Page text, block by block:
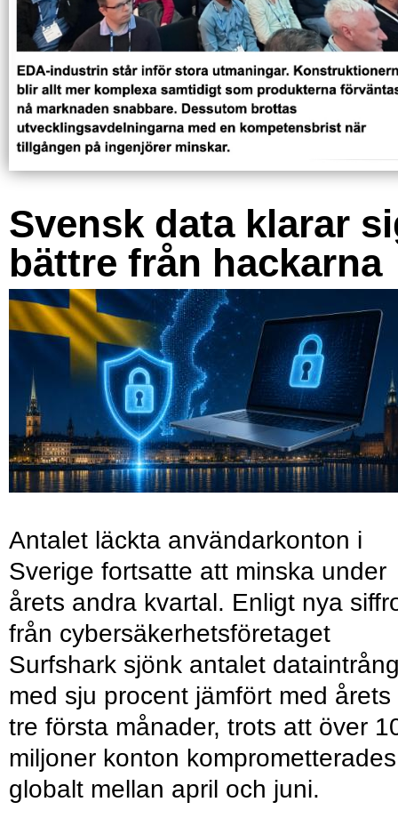
Svensk data klarar
bättre från hackarna
Antalet läckta användarkonton i
Sverige fortsatte att minska under
årets andra kvartal. Enligt nya
från cybersäkerhetsföretaget
Surfshark sjönk antalet
med sju procent jämfört med årets
tre första månader, trots att över
miljoner konton komprometterades
globalt mellan april och juni.